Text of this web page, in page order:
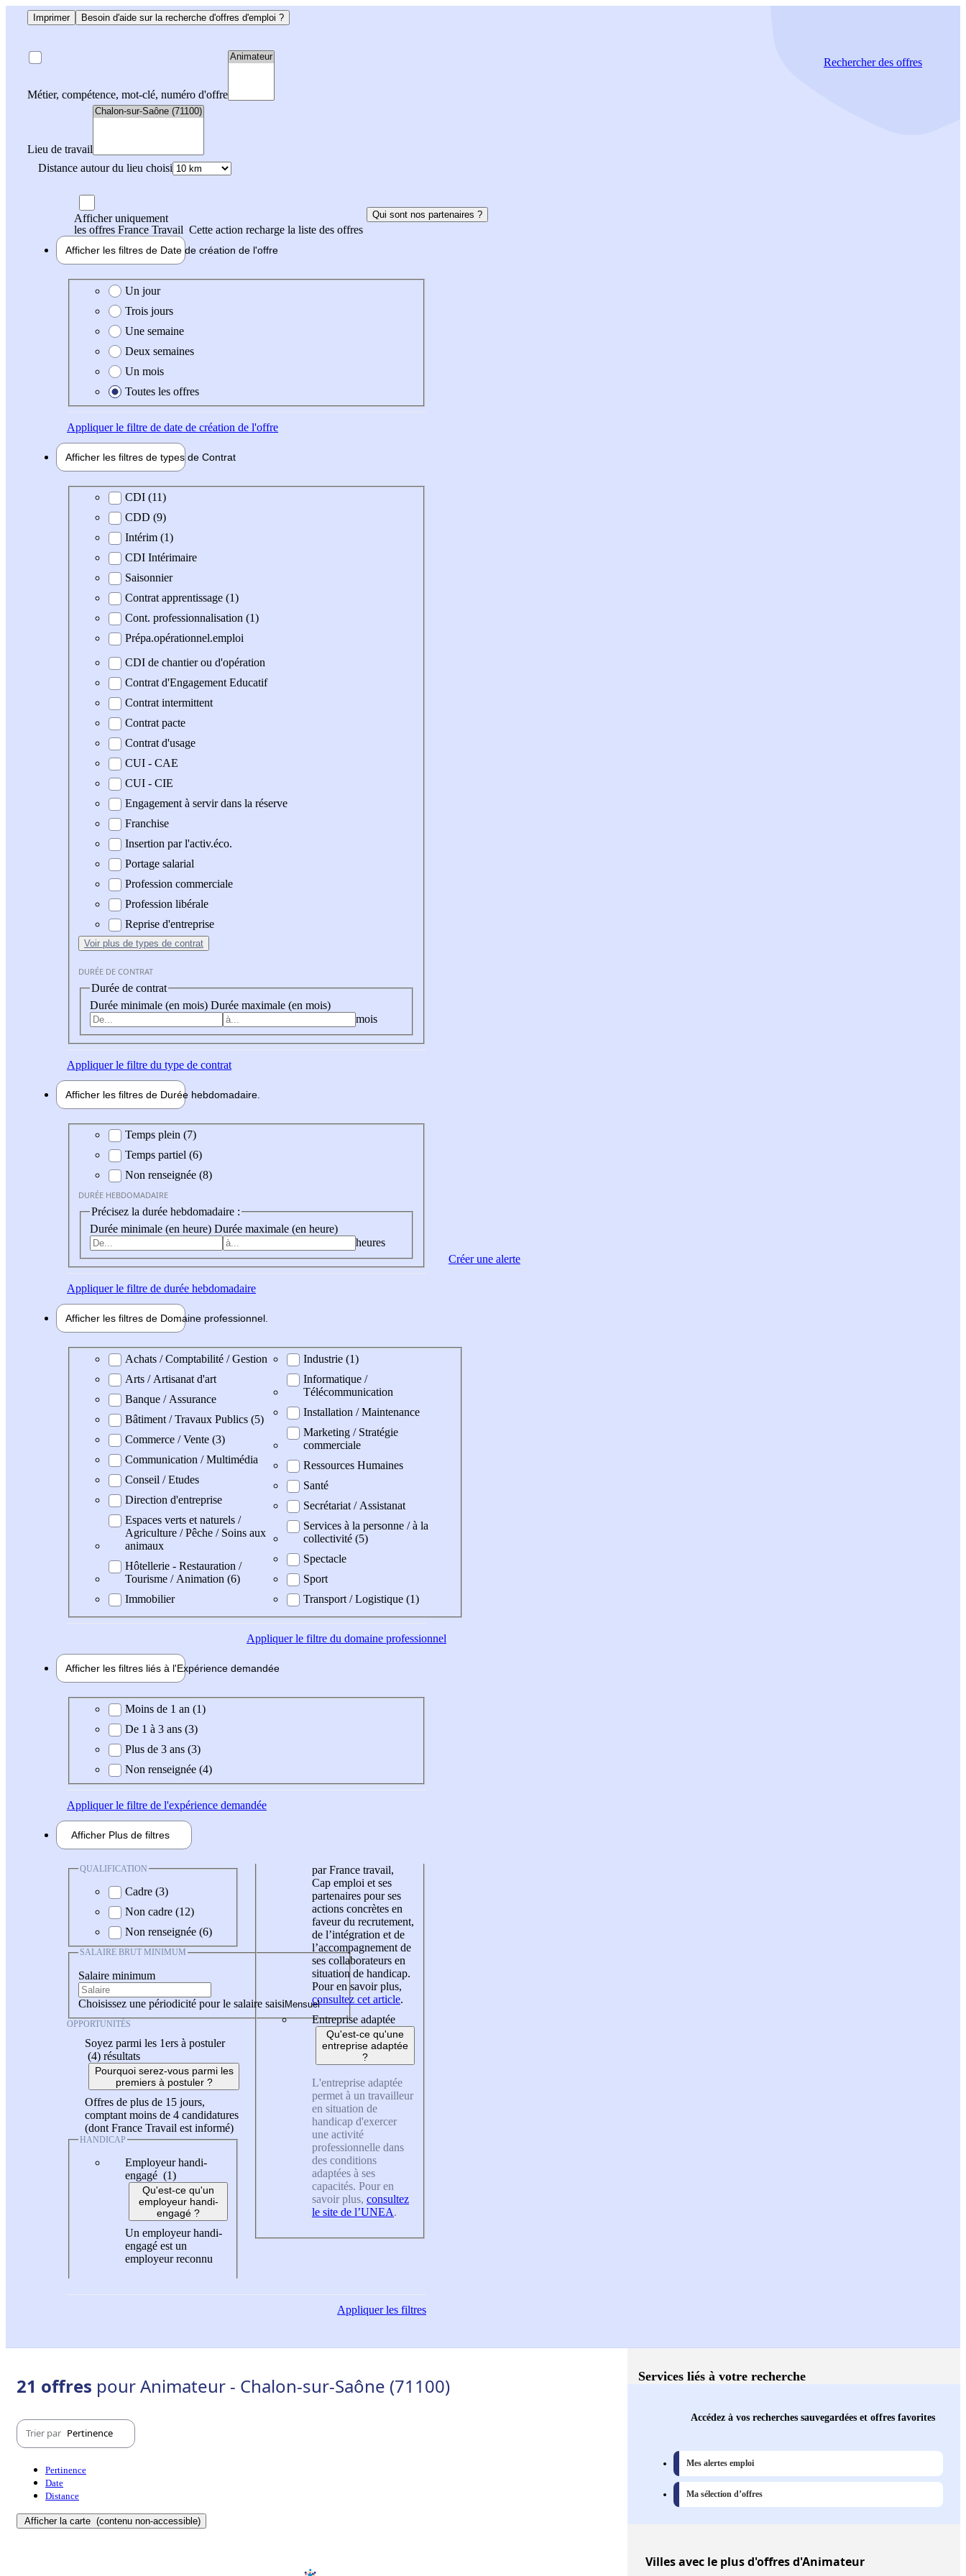
Imprimer Besoin d'aide sur la recherche d'offres d'emploi ?
Métier, compétence, mot-clé, numéro d'offre
Lieu de travail
Distance autour du lieu choisi
Rechercherdes offres
Afficher uniquement
les offres France Travail Cette action recharge la liste des offres
Qui sont nos partenaires ?
Afficher les filtres de Date de création de l'offre
Date de création de l'offre
Un jour
Trois jours
Une semaine
Deux semaines
Un mois
Toutes les offres
Appliquerle filtre de date de création de l'offre
Afficher les filtres de types de Contrat
Type de contratCDI (11)
CDD (9)
Intérim (1)
CDI Intérimaire
Saisonnier
Contrat apprentissage (1)
Cont. professionnalisation (1)
Prépa.opérationnel.emploi
CDI de chantier ou d'opération
Contrat d'Engagement Educatif
Contrat intermittent
Contrat pacte
Contrat d'usage
CUI - CAE
CUI - CIE
Engagement à servir dans la réserve
Franchise
Insertion par l'activ.éco.
Portage salarial
Profession commerciale
Profession libérale
Reprise d'entreprise
Voir plus de types de contrat
DURÉE DE CONTRAT
Durée de contrat
Durée minimale (en mois) Durée maximale (en mois)
mois
Appliquerle filtre du type de contrat
Afficher les filtres de Durée hebdomadaire
Durée hebdomadaire
Temps plein (7)
Temps partiel (6)
Non renseignée (8)
DURÉE HEBDOMADAIRE
Précisez la durée hebdomadaire :
Durée minimale (en heure) Durée maximale (en heure)
heures
Appliquerle filtre de durée hebdomadaire
Afficher les filtres de Domaine professionnel
Domaine professionel
Achats / Comptabilité / Gestion
Arts / Artisanat d'art
Banque / Assurance
Bâtiment / Travaux Publics (5)
Commerce / Vente (3)
Communication / Multimédia
Conseil / Etudes
Direction d'entreprise
Espaces verts et naturels /
Agriculture / Pêche / Soins aux
animaux
Hôtellerie - Restauration /
Tourisme / Animation (6)
Immobilier
Industrie (1)
Informatique /
Télécommunication
Installation / Maintenance
Marketing / Stratégie
commerciale
Ressources Humaines
Santé
Secrétariat / Assistanat
Services à la personne / à la
collectivité (5)
Spectacle
Sport
Transport / Logistique (1)
Appliquerle filtre du domaine professionnel
Afficher les filtres liés à l'Expérience demandée
Expérience demandée
Moins de 1 an (1)
De 1 à 3 ans (3)
Plus de 3 ans (3)
Non renseignée (4)
Appliquerle filtre de l'expérience demandée
Afficher Plus de filtres
QUALIFICATION
Cadre (3)
Non cadre (12)
Non renseignée (6)
SALAIRE BRUT MINIMUM
Salaire minimum
Choisissez une périodicité pour le salaire saisi
OPPORTUNITÉS
Soyez parmi les 1ers à postuler
(4) résultats
Pourquoi serez-vous parmi les
premiers à postuler ?
Offres de plus de 15 jours,
comptant moins de 4 candidatures
(dont France Travail est informé)
HANDICAP
Employeur handi-
engagé (1)
Qu'est-ce qu'un
employeur handi-
engagé ?
Un employeur handi-
engagé est un
employeur reconnu
par France travail,
Cap emploi et ses
partenaires pour ses
actions concrètes en
faveur du recrutement,
de l’intégration et de
l’accompagnement de
ses collaborateurs en
situation de handicap.
Pour en savoir plus,
consultez cet article.
Entreprise adaptée
Qu'est-ce qu'une
entreprise adaptée
?
L'entreprise adaptée
permet à un travailleur
en situation de
handicap d'exercer
une activité
professionnelle dans
des conditions
adaptées à ses
capacités. Pour en
savoir plus, consultez
le site de l’UNEA.
Appliquerles filtres
Créer une alerte
21 offres pour Animateur - Chalon-sur-Saône (71100)
Trier par Pertinence
Pertinence
Date
Distance
Afficher la carte (contenu non-accessible)
Services liés à votre recherche
Accédez à vos recherches sauvegardées et offres favorites
Mes alertes emploi
Ma sélection d’offres
Villesavec le plus d'offres d'Animateur